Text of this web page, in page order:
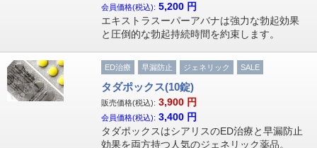
会員価格(税込): 5,200 円
エキストラスーパーアバナは強力な勃起効果
と圧倒的な勃起持続時間を約束します。
ED治療 早漏防止 ジェネリック SALE
タダポックス(10錠)
販売価格(税込): 3,900 円
会員価格(税込): 3,400 円
タダポックスはシアリスのED治療と早漏防止
効果を両方持つ人気のジェネリック薬品。